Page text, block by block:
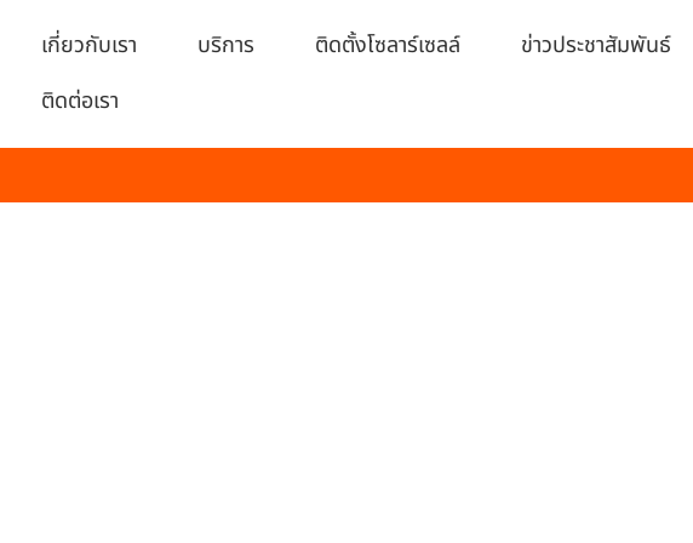
เกี่ยวกับเรา บริการ ติดตั้งโซลาร์เซลล์ ข่าวประชาสัมพันธ์​
ติดต่อเรา
แพร่แผนการจัดซื้อจัดจ้าง ประ
ครั้งที่ ๑)